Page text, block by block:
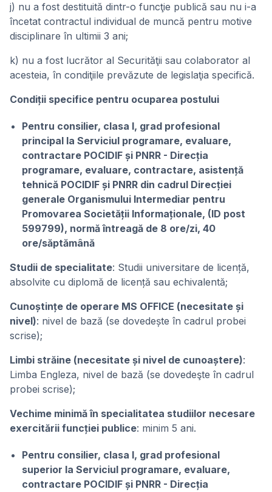
j) nu a fost destituită dintr-o funcţie publică sau nu i-a
încetat contractul individual de muncă pentru motive
disciplinare în ultimii 3 ani;
k) nu a fost lucrător al Securităţii sau colaborator al
acesteia, în condiţiile prevăzute de legislaţia specifică.
Condiții specifice pentru ocuparea postului
Pentru consilier, clasa I, grad profesional
principal la Serviciul programare, evaluare,
contractare POCIDIF și PNRR - Direcția
programare, evaluare, contractare, asistență
tehnică POCIDIF și PNRR din cadrul Direcției
generale Organismului Intermediar pentru
Promovarea Societății Informaționale, (ID post
599799), normă întreagă de 8 ore/zi, 40
ore/săptămână
Studii de specialitate: Studii universitare de licență,
absolvite cu diplomă de licență sau echivalentă;
Cunoștințe de operare MS OFFICE (necesitate și
nivel): nivel de bază (se dovedește în cadrul probei
scrise);
Limbi străine (necesitate și nivel de cunoaștere):
Limba Engleza, nivel de bază (se dovedeşte în cadrul
probei scrise);
Vechime minimă în specialitatea studiilor necesare
exercitării funcției publice: minim 5 ani.
Pentru consilier, clasa I, grad profesional
superior la Serviciul programare, evaluare,
contractare POCIDIF și PNRR - Direcția